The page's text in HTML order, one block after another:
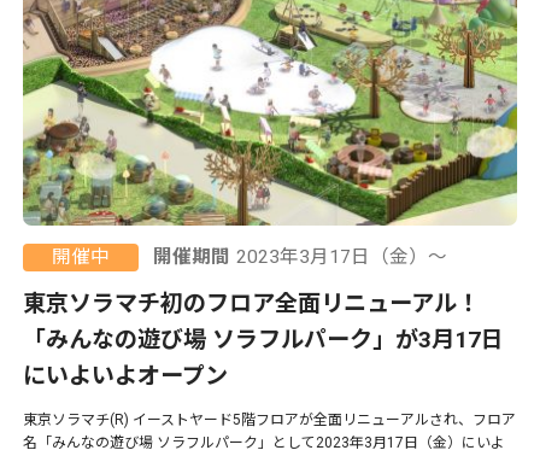
開催中 開催期間 2023年3月17日（金）〜
東京ソラマチ初のフロア全面リニューアル！
「みんなの遊び場 ソラフルパーク」が3月17日
にいよいよオープン
東京ソラマチ(R) イーストヤード5階フロアが全面リニューアルされ、フロア
名「みんなの遊び場 ソラフルパーク」として2023年3月17日（金）にいよ